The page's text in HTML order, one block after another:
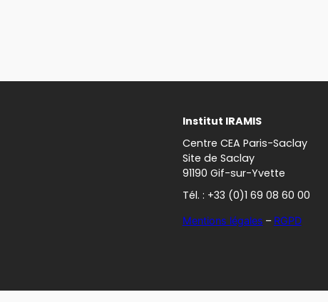
Institut IRAMIS
Centre CEA Paris-Saclay
Site de Saclay
91190 Gif-sur-Yvette
Tél. : +33 (0)1 69 08 60 00
Mentions légales – RGPD